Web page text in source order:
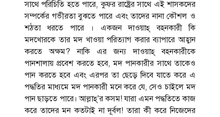
সাথে পরিচিতি হতে পারে, কুফর রাষ্ট্রের সাথে এই শাসকদের
সম্পর্কের গভীরতা বুঝতে পারে এবং তাদের নানা কৌশল ও
শঠতা ধরতে পারে । একজন দাওয়াহ্ বহনকারী কি
মদখোরকে তার মদ খাওয়া পরিত্যাগ করার ব্যাপারে আহ্বান
করতে অক্ষম? নাকি এর জন্য দাওয়াহ্ বহনকারীকে
পানশালায় প্রবেশ করতে হবে, মদ পানকারীর সাথে তাকেও
পান করতে হবে এবং এরপর তা ছেড়ে দিবে যাতে করে এ
পদ্ধতির মাধ্যমে মদ পানকারী মনে করে যে, সেও চাইলে মদ
পান ছাড়তে পারে। আল্লাহ্’র কসম! যারা এমন পদ্ধতিতে কাজ
করে তাদের মন কতটাই না দূর্বল! তারা কী করে নিজেদের